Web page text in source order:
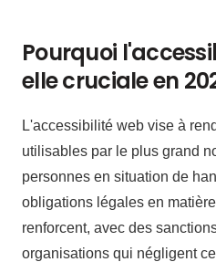
Pourquoi
elle cruciale en
L'accessibilité web vise à
utilisables par le plus grand
personnes en situation de
obligations légales en
renforcent, avec des
organisations qui négligent